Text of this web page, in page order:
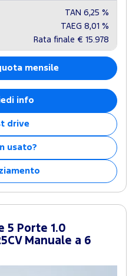
TAN 6,25 %
TAEG 8,01 %
Rata finale € 15.978
mensile
info
drive
usato?
5 Porte 1.0
Manuale a 6